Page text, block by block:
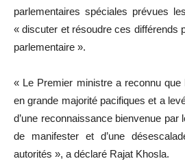
parlementaires spéciales prévues
« discuter et résoudre ces différends
parlementaire ».
« Le Premier ministre a reconnu
en grande majorité pacifiques et a levé
d’une reconnaissance bienvenue par
de manifester et d’une
autorités », a déclaré Rajat Khosla.